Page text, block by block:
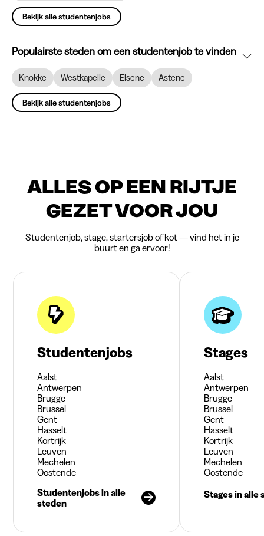
Bekijk alle studentenjobs
Populairste steden om een studentenjob te vinden
Knokke Westkapelle Elsene Astene
Bekijk alle studentenjobs
ALLES OP EEN RIJTJE
GEZET VOOR JOU
Studentenjob, stage, startersjob of kot — vind het in je
buurt en ga ervoor!
Studentenjobs
Aalst
Antwerpen
Brugge
Brussel
Gent
Hasselt
Kortrijk
Leuven
Mechelen
Oostende
Studentenjobs in alle
steden
Stages
Aalst
Antwerpen
Brugge
Brussel
Gent
Hasselt
Kortrijk
Leuven
Mechelen
Oostende
Stages in alle